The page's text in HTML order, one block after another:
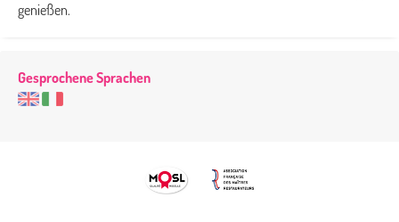
genießen.
Gesprochene Sprachen